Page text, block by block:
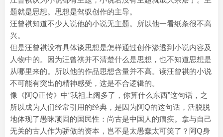
题就是思想。思想是驾驭创作的主导。
汪曾祺知道不少人说他的小说无主题。所以他一看纸条很不高
兴。
但是汪曾祺没有具体谈思想是怎样通过创作渗透到小说内容及
人物中的。因为汪曾祺并不清楚什么是思想，也不知道思想是
从哪里来的。所以他的作品思想含量并不高。读汪曾祺的小说
不可能有突出的精神感受，这是不合逻辑的。
像《阿Q正传》中“我祖上阔多了，你算什么东西”这句话，之
所以成为人们经常引用的经典，是因为阿Q的这句话，活脱脱
地体现了愚昧顽固的国民性：尚古是中国人的痼疾。拿与自己
无关的古人作为骄傲的资本，岂不是太愚蠢太可笑了？阿Q身